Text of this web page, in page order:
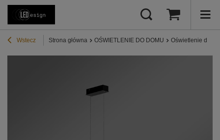
Wstecz Strona główna OŚWIETLENIE DO DOMU Oświetlenie do